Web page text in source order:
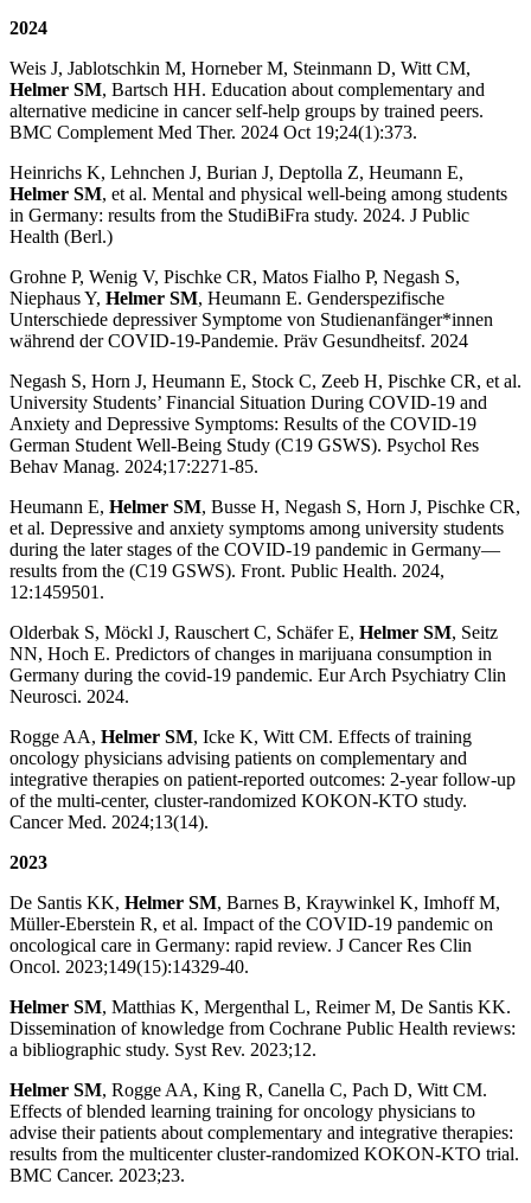
2024
Weis J, Jablotschkin M, Horneber M, Steinmann D, Witt CM,
Helmer SM, Bartsch HH. Education about complementary and
alternative medicine in cancer self-help groups by trained peers.
BMC Complement Med Ther. 2024 Oct 19;24(1):373.
Heinrichs K, Lehnchen J, Burian J, Deptolla Z, Heumann E,
Helmer SM, et al. Mental and physical well-being among students
in Germany: results from the StudiBiFra study. 2024. J Public
Health (Berl.)
Grohne P, Wenig V, Pischke CR, Matos Fialho P, Negash S,
Niephaus Y, Helmer SM, Heumann E. Genderspezifische
Unterschiede depressiver Symptome von Studienanfänger*innen
während der COVID-19-Pandemie. Präv Gesundheitsf. 2024
Negash S, Horn J, Heumann E, Stock C, Zeeb H, Pischke CR, et al.
University Students’ Financial Situation During COVID-19 and
Anxiety and Depressive Symptoms: Results of the COVID-19
German Student Well-Being Study (C19 GSWS). Psychol Res
Behav Manag. 2024;17:2271-85.
Heumann E, Helmer SM, Busse H, Negash S, Horn J, Pischke CR,
et al. Depressive and anxiety symptoms among university students
during the later stages of the COVID-19 pandemic in Germany—
results from the (C19 GSWS). Front. Public Health. 2024,
12:1459501.
Olderbak S, Möckl J, Rauschert C, Schäfer E, Helmer SM, Seitz
NN, Hoch E. Predictors of changes in marijuana consumption in
Germany during the covid-19 pandemic. Eur Arch Psychiatry Clin
Neurosci. 2024.
Rogge AA, Helmer SM, Icke K, Witt CM. Effects of training
oncology physicians advising patients on complementary and
integrative therapies on patient‐reported outcomes: 2‐year follow‐up
of the multi‐center, cluster‐randomized KOKON‐KTO study.
Cancer Med. 2024;13(14).
2023
De Santis KK, Helmer SM, Barnes B, Kraywinkel K, Imhoff M,
Müller-Eberstein R, et al. Impact of the COVID-19 pandemic on
oncological care in Germany: rapid review. J Cancer Res Clin
Oncol. 2023;149(15):14329-40.
Helmer SM, Matthias K, Mergenthal L, Reimer M, De Santis KK.
Dissemination of knowledge from Cochrane Public Health reviews:
a bibliographic study. Syst Rev. 2023;12.
Helmer SM, Rogge AA, King R, Canella C, Pach D, Witt CM.
Effects of blended learning training for oncology physicians to
advise their patients about complementary and integrative therapies:
results from the multicenter cluster-randomized KOKON-KTO trial.
BMC Cancer. 2023;23.